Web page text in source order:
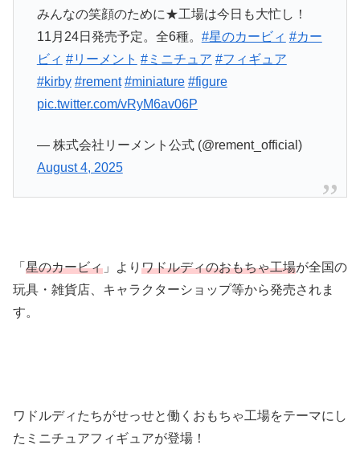
みんなの笑顔のために★工場は今日も大忙し！
11月24日発売予定。全6種。 #星のカービィ #カー
ビィ #リーメント #ミニチュア #フィギュア
#kirby #rement #miniature #figure
pic.twitter.com/vRyM6av06P
— 株式会社リーメント公式 (@rement_official)
August 4, 2025
「 星のカービィ 」より ワドルディのおもちゃ工場が全国の
玩具・雑貨店、キャラクターショップ等から発売されま
す。
ワドルディたちがせっせと働くおもちゃ工場をテーマにし
たミニチュアフィギュアが登場！